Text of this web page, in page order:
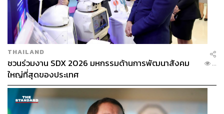
ซึ่งมุมนี้เป็นมุมที่น่าเซอร์ไพรส์มาก เพราะ
Thailand ริต้ามีทั้งความเป็นนักสู้ มีความตลก มีความกวน มี
ลูกบ้าในแบบของคุณ และยิ่งไปดูโซเชียลมีเดียของริต้าแล้ว
เรายิ่งเซอร์ไพรส์ที่ริต้าชอบโพสต์อะไรตลกๆ อยู่ตลอด จู่ๆ ก็
มาอวยพรให้คนถูกหวย หรือชอบมีแฮชแท็กตลกๆ ออกมากัด
THAILAND
ชวนร่วมงาน SDX 2026 มหกรรมด้านการพัฒนาสังคม
ใหญ่ที่สุดของประเทศ
...